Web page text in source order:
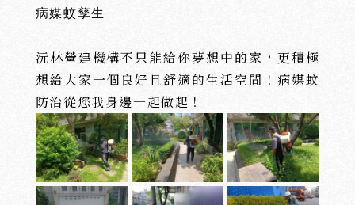
病媒蚊孳生
沅林營建機構不只能給你夢想中的家，更積極
想給大家一個良好且舒適的生活空間！病媒蚊
防治從您我身邊一起做起 ！